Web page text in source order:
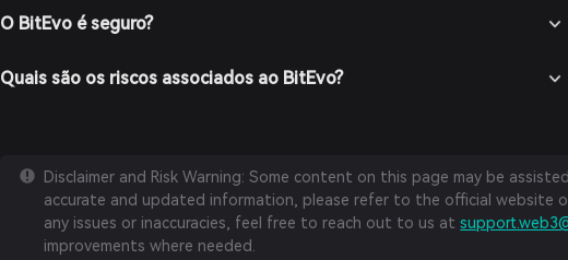
O BitEvo é seguro?
Quais são os riscos associados ao BitEvo?
Disclaimer and Risk Warning: Some content on this page may be
accurate and updated information, please refer to the official website
any issues or inaccuracies, feel free to reach out to us at
improvements where needed.